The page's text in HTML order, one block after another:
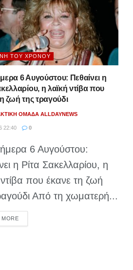
ΤΟΥ ΧΡΌΝΟΥ
6 Αυγούστου: Πεθαίνει η
η λαϊκή ντίβα που
ζωή της τραγούδι
ΟΜΆΔΑ ALLDAYNEWS
22:40 0
6 Αυγούστου:
η Ρίτα Σακελλαρίου, η
που έκανε τη ζωή
Από τη χωματερή...
MOREDETAILS